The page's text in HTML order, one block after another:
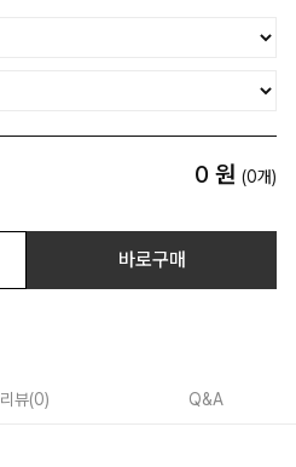
0 원 (0개)
바로구매
리뷰(0) Q&A